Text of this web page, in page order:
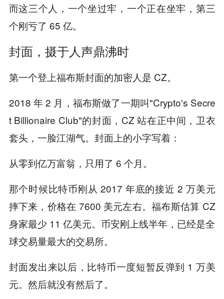
而这三个人，一个坐过牢，一个正在坐牢，第三
个刚亏了 65 亿。
封面，摄于人声鼎沸时
第一个登上福布斯封面的加密人是 CZ。
2018 年 2 月，福布斯做了一期叫"Crypto's Secre
t Billionaire Club"的封面，CZ 站在正中间，卫衣
套头，一脸江湖气。封面上的小字写着：
从零到亿万富翁，只用了 6 个月。
那个时候比特币刚从 2017 年底的接近 2 万美元
摔下来，价格在 7600 美元左右。福布斯估算 CZ
身家最少 11 亿美元。币安刚上线半年，已经是全
球交易量最大的交易所。
封面发出来以后，比特币一度短暂反弹到 1 万美
元。然后就没有然后了。